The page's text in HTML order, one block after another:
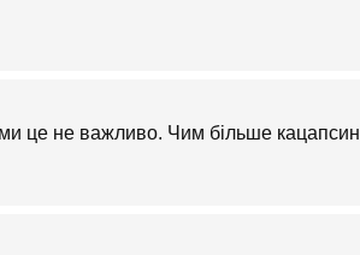
це не важливо. Чим більше кацапсин